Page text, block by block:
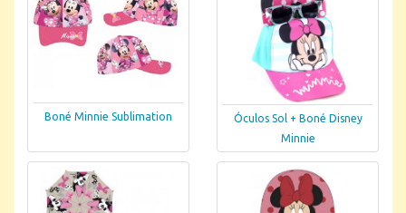
Boné Minnie Sublimation
Óculos Sol + Boné Disney
Minnie